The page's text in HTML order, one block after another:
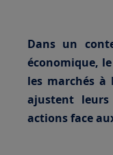
Dans un
économique,
les marchés à
ajustent
actions face